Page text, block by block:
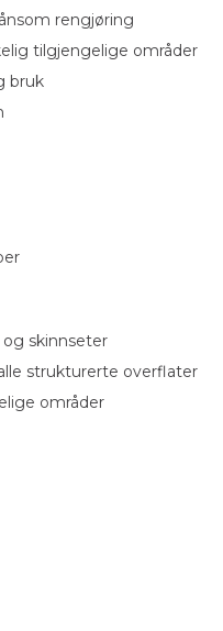
rengjøring
tilgjengelige områder
bruk
skinnseter
strukturerte overflater
områder